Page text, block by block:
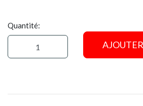
Quantité: